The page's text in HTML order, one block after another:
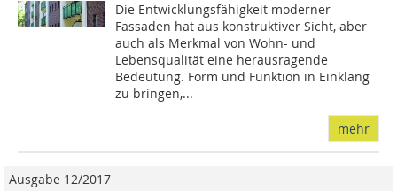
Die Entwicklungsfähigkeit moderner
Fassaden hat aus konstruktiver Sicht, aber
auch als Merkmal von Wohn- und
Lebensqualität eine herausragende
Bedeutung. Form und Funktion in Einklang
zu bringen,...
mehr
Ausgabe 12/2017